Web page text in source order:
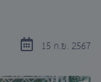
15 ก.ย. 2567